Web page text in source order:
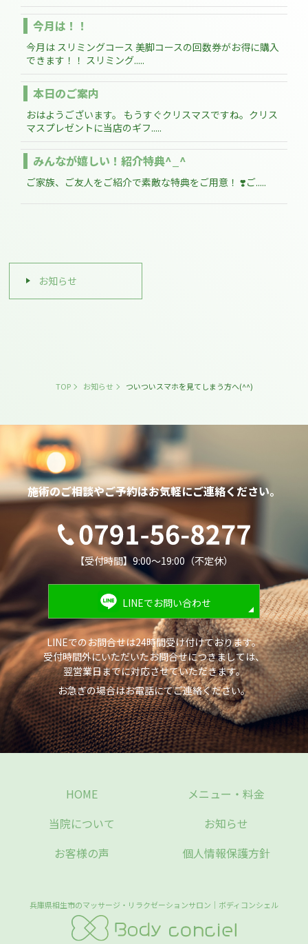
今月は！！
今月は スリミングコース 美脚コースの回数券がお得に購入
できます！！ スリミング.....
本日のご案内
おはようございます。 もうすぐクリスマスですね。クリス
マスプレゼントに当店のギフ.....
みんなが嬉しい！紹介特典^_^
ご家族、ご友人をご紹介で素敵な特典をご用意！ ❣️ご.....
お知らせ
TOP お知らせ ついついスマホを見てしまう方へ(^^)
施術のご相談やご予約はお気軽にご連絡ください。
【受付時間】9:00～19:00（不定休）
LINEでお問い合わせ
LINEでのお問合せは24時間受け付けております。
受付時間外にいただいたお問合せにつきましては、
翌営業日までに対応させていただきます。
お急ぎの場合はお電話にてご連絡ください。
HOME
メニュー・料金
当院について
お知らせ
お客様の声
個人情報保護方針
兵庫県相生市のマッサージ・リラクゼーションサロン｜ボディコンシェル